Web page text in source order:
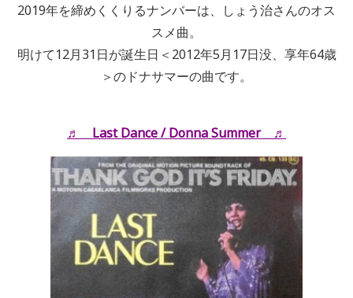
2019年を締めくくりるナンバーは、しょう治さんのオス
スメ曲。
明けて12月31日が誕生日＜2012年5月17日没、享年64歳
＞のドナサマーの曲です。
♬ Last Dance / Donna Summer ♬